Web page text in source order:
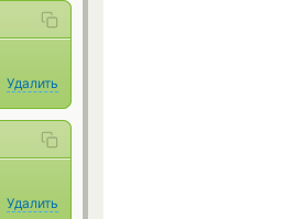
Удалить
Удалить